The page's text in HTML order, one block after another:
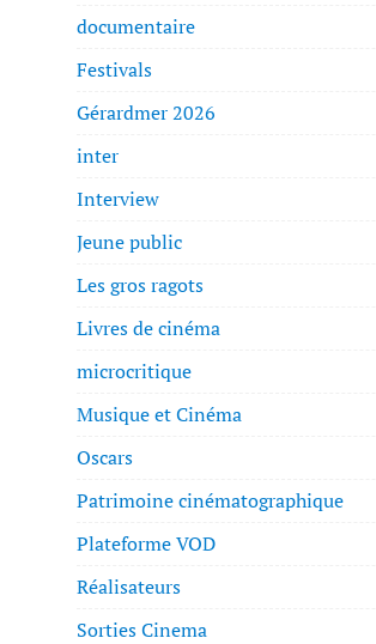
documentaire
Festivals
Gérardmer 2026
inter
Interview
Jeune public
Les gros ragots
Livres de cinéma
microcritique
Musique et Cinéma
Oscars
Patrimoine cinématographique
Plateforme VOD
Réalisateurs
Sorties Cinema